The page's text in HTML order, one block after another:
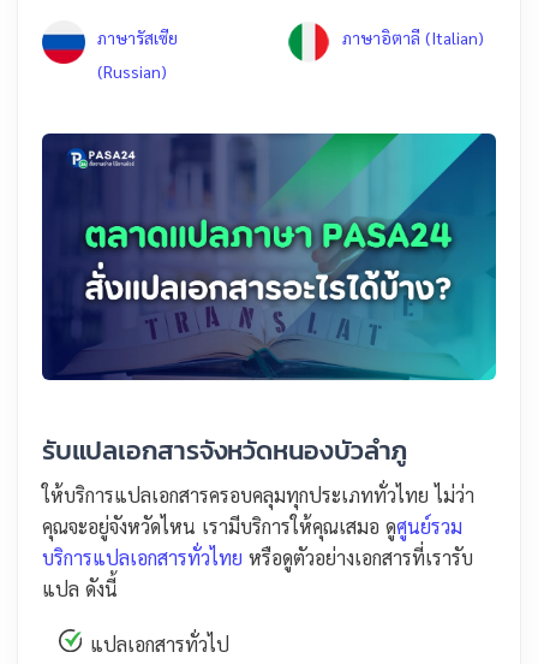
ภาษารัสเซีย
(Russian)
ภาษาอิตาลี (Italian)
รับแปลเอกสารจังหวัดหนองบัวลำภู
ให้บริการแปลเอกสารครอบคลุมทุกประเภททั่วไทย ไม่ว่า
คุณจะอยู่จังหวัดไหน เรามีบริการให้คุณเสมอ ดูศูนย์รวม
บริการแปลเอกสารทั่วไทย หรือดูตัวอย่างเอกสารที่เรารับ
แปล ดังนี้
แปลเอกสารทั่วไป